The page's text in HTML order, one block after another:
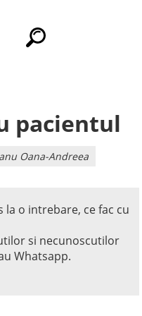
pacientul
Oana-Andreea
la o intrebare, ce fac cu
si necunoscutilor
Whatsapp.